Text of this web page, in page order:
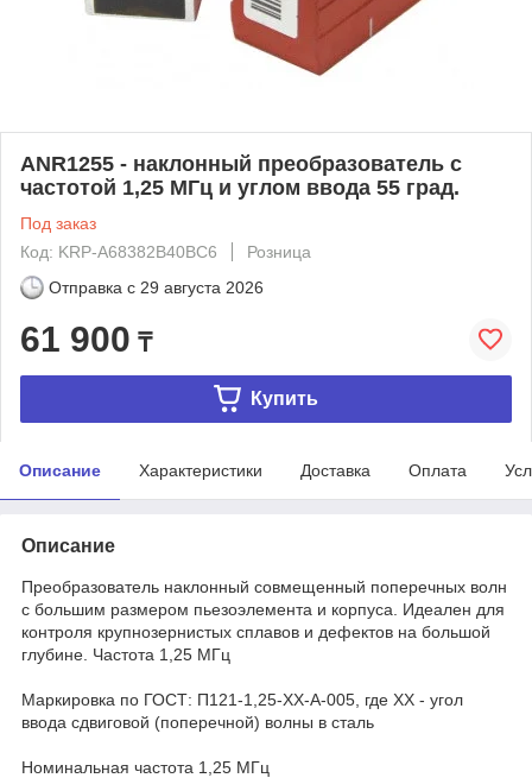
ANR1255 - наклонный преобразователь с
частотой 1,25 МГц и углом ввода 55 град.
Под заказ
Код: KRP-A68382B40BC6
Розница
Отправка с 29 августа 2026
61 900 ₸
Купить
Описание Характеристики Доставка Оплата
Описание
Преобразователь наклонный совмещенный поперечных волн
с большим размером пьезоэлемента и корпуса. Идеален для
контроля крупнозернистых сплавов и дефектов на большой
глубине. Частота 1,25 МГц
Маркировка по ГОСТ: П121-1,25-ХХ-А-005, где XX - угол
ввода сдвиговой (поперечной) волны в сталь
Номинальная частота 1,25 МГц